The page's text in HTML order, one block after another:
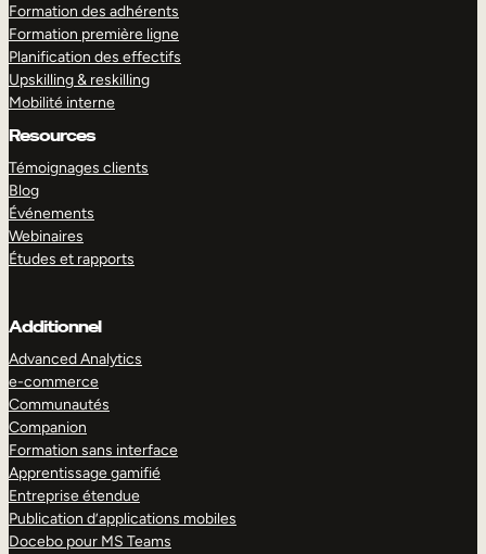
Formation des adhérents
Formation première ligne
Planification des effectifs
Upskilling & reskilling
Mobilité interne
Resources
Témoignages clients
Blog
Événements
Webinaires
Études et rapports
Additionnel
Advanced Analytics
e-commerce
Communautés
Companion
Formation sans interface
Apprentissage gamifié
Entreprise étendue
Publication d’applications mobiles
Docebo pour MS Teams